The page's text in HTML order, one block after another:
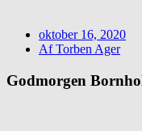
oktober 16, 2020
AfTorben Ager
Godmorgen